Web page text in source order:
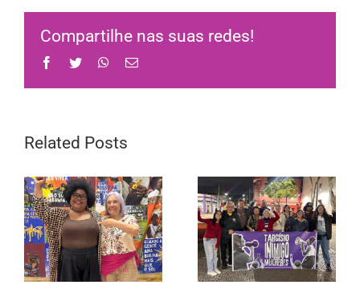
Compartilhe nas suas redes!
Facebook
Twitter WhatsApp
Email
Related Posts